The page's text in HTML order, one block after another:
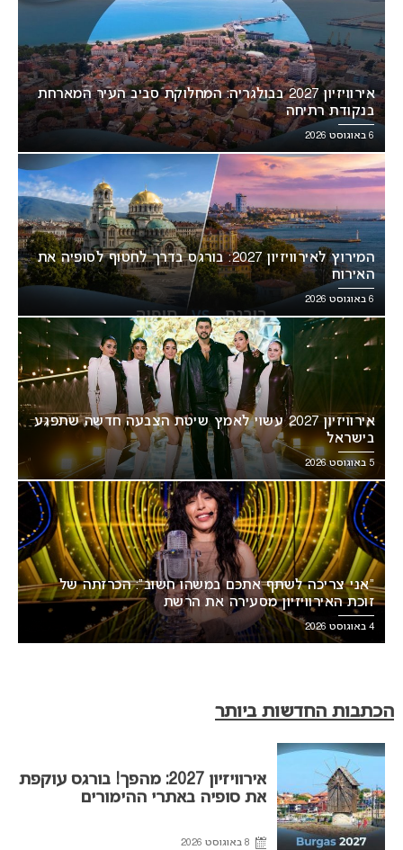
אירוויזיון 2027 בבולגריה: המחלוקת סביב העיר המארחת
בנקודת רתיחה
6 באוגוסט 2026
המירוץ לאירוויזיון 2027: בורגס בדרך לחטוף לסופיה את
האירוח
6 באוגוסט 2026
אירוויזיון 2027 עשוי לאמץ שיטת הצבעה חדשה שתפגע
בישראל
5 באוגוסט 2026
“אני צריכה לשתף אתכם במשהו חשוב”: הכרזתה של
זוכת האירוויזיון מסעירה את הרשת
4 באוגוסט 2026
הכתבות החדשות ביותר
אירוויזיון 2027: מהפך! בורגס עוקפת
את סופיה באתרי ההימורים
8 באוגוסט 2026